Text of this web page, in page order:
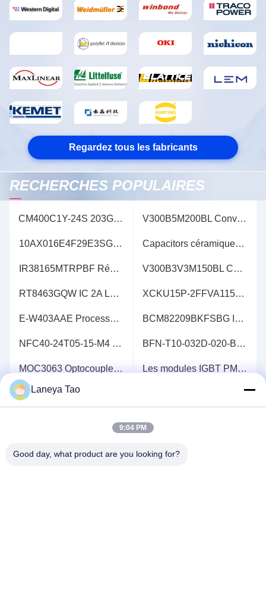
Regardez tous les fabricants
RECHERCHES POPULAIRES
CM400C1Y-24S 203G MODULE IGBT Série S AC commutateur IGBT V300B5M200BL Convertisseurs DC/DC isolés - à travers le trou Watts- 200 Vin 300 Vout 5 grade - M
10AX016E4F29E3SG FPGA IC champ Porte programmable Array 10 GX 160 FPGA Capacitors céramiques TCC1206COG121K202ET Capacitors céramiques à puce multicouche CCTC 1206 COG 150 Capacitor SMD 2000V MLCC
IR38165MTRPBF Régulateurs de tension à entrée unique15A 30ABuck avec SVID V300B3V3M150BL Convertisseurs DC/DC isolés - à travers le trou Watts- 150 Vin 300 Vout 3.3 Grade- M module IGBT
RT8463GQW IC 2A LED Driver IC pour l'assombrissement PWM avec des circuits intégrés de régulateur 12-WDFN XCKU15P-2FFVA1156E Architecture à échelle ultra FPGA Array de porte programmable sur le terrain
E-W403AAE Processus CMOS CISCO BGA360 Circuits intégrés BCM82209BKFSBG IC Ethernet Circuits intégrés IC
NFC40-24T05-15-M4 Sortie simple et triple 40 Watt Convertisseurs DC/DC à large entrée Module IGBT BFN-T10-032D-020-B0 Un commutateur Ethernet programmable avec ports P4 64x100G
MOC3063 Optocoupleurs de sortie Triac et SCR Optocoupleur TRIAC Les modules IGBT PM50RL1A120 MODULES de puissance intelligentes IPM MODULE L1-série
Voir plus
Laneya Tao
9:04 PM
Good day, what product are you looking for?